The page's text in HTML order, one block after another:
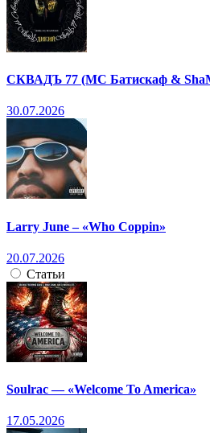
СКВАДЪ 77 (МС Батискаф &
30.07.2026
Larry June – «Who Coppin»
20.07.2026
Статьи
Soulrac — «Welcome To America»
17.05.2026